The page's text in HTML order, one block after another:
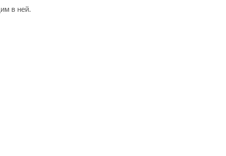
в ней.